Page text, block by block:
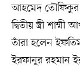
আহমেদ তৌফিকুর
দ্বিতীয় স্ত্রী
তাঁরা হলেন
ইরফানুর রহমান